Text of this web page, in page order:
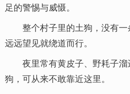
足的警惕与威慑。
整个村子里的土狗，没有一
远远望见就绕道而行。
夜里常有黄皮子、野耗子
狗，可从来不敢靠近这里。